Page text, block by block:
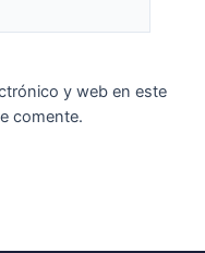
y web en este
comente.